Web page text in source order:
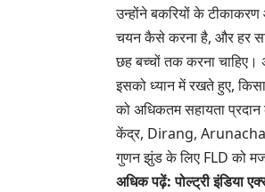
उन्होंने बकरियों के
चयन कैसे करना है, और हर
छह बच्चों तक करना चाहिए।
इसको ध्यान में रखते हुए,
को अधिकतम सहायता
केंद्र, Dirang, Arunachal
गुणन झुंड के लिए FLD को
अधिक पढ़ें: पोल्ट्री इंडिया